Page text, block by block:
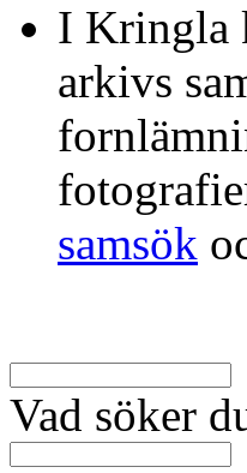
I Kringla
arkivs
samsök
Vad söker